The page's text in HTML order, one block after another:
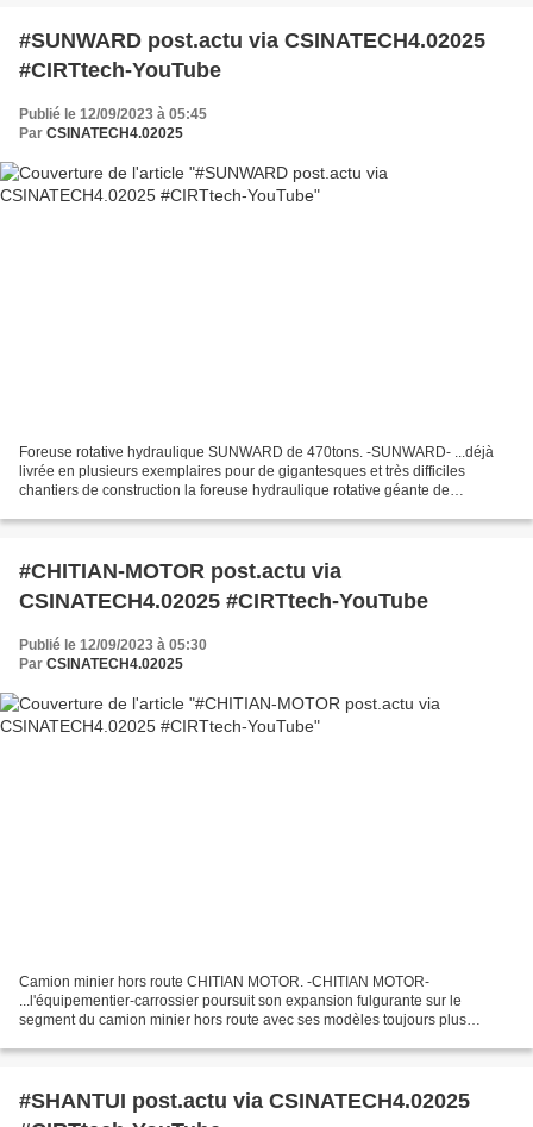
#SUNWARD post.actu via CSINATECH4.02025
#CIRTtech-YouTube
Publié le 12/09/2023 à 05:45
Par CSINATECH4.02025
Foreuse rotative hydraulique SUNWARD de 470tons. -SUNWARD- ...déjà
livrée en plusieurs exemplaires pour de gigantesques et très difficiles
chantiers de construction la foreuse hydraulique rotative géante de
#CHITIAN-MOTOR post.actu via
CSINATECH4.02025 #CIRTtech-YouTube
Publié le 12/09/2023 à 05:30
Par CSINATECH4.02025
Camion minier hors route CHITIAN MOTOR. -CHITIAN MOTOR-
...l'équipementier-carrossier poursuit son expansion fulgurante sur le
segment du camion minier hors route avec ses modèles toujours plus
#SHANTUI post.actu via CSINATECH4.02025